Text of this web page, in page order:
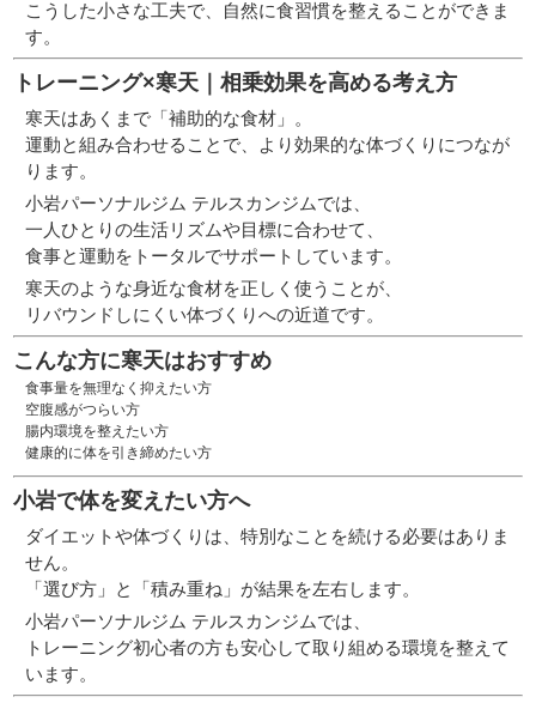
こうした小さな工夫で、自然に食習慣を整えることができま
す。
トレーニング×寒天｜相乗効果を高める考え方
寒天はあくまで「補助的な食材」。
運動と組み合わせることで、より効果的な体づくりにつなが
ります。
小岩パーソナルジム テルスカンジムでは、
一人ひとりの生活リズムや目標に合わせて、
食事と運動をトータルでサポートしています。
寒天のような身近な食材を正しく使うことが、
リバウンドしにくい体づくりへの近道です。
こんな方に寒天はおすすめ
食事量を無理なく抑えたい方
空腹感がつらい方
腸内環境を整えたい方
健康的に体を引き締めたい方
小岩で体を変えたい方へ
ダイエットや体づくりは、特別なことを続ける必要はありま
せん。
「選び方」と「積み重ね」が結果を左右します。
小岩パーソナルジム テルスカンジムでは、
トレーニング初心者の方も安心して取り組める環境を整えて
います。